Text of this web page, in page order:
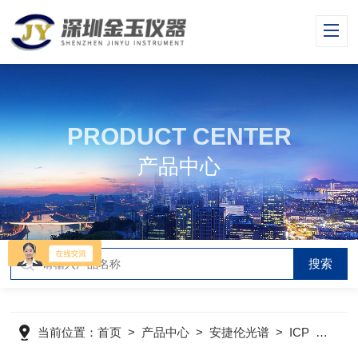
PRODUCT CENTER
产品中心
当前位置：首页 > 产品中心 >安捷伦光谱 > ICP